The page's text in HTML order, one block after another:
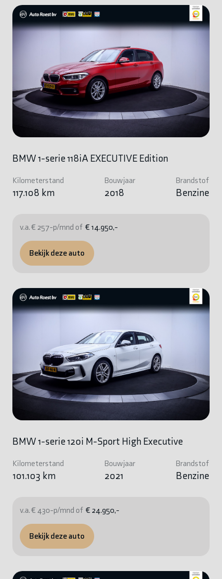
BMW 1-serie 118iA EXECUTIVE Edition
Kilometerstand
117.108 km
Bouwjaar
2018
Brandstof
Benzine
v.a. € 257-p/mnd of € 14.950,-
Bekijk deze auto
BMW 1-serie 120i M-Sport High Executive
Kilometerstand
101.103 km
Bouwjaar
2021
Brandstof
Benzine
v.a. € 430-p/mnd of € 24.950,-
Bekijk deze auto